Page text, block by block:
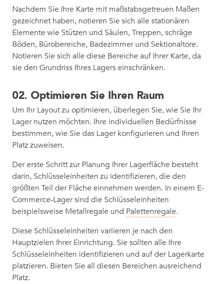
Nachdem Sie Ihre Karte mit maßstabsgetreuen Maßen
gezeichnet haben, notieren Sie sich alle stationären
Elemente wie Stützen und Säulen, Treppen, schräge
Böden, Bürobereiche, Badezimmer und Sektionaltore.
Notieren Sie sich alle diese Bereiche auf Ihrer Karte, da
sie den Grundriss Ihres Lagers einschränken.
02. Optimieren Sie Ihren Raum
Um Ihr Layout zu optimieren, überlegen Sie, wie Sie Ihr
Lager nutzen möchten. Ihre individuellen Bedürfnisse
bestimmen, wie Sie das Lager konfigurieren und Ihren
Platz zuweisen.
Der erste Schritt zur Planung Ihrer Lagerfläche besteht
darin, Schlüsseleinheiten zu identifizieren, die den
größten Teil der Fläche einnehmen werden. In einem E-
Commerce-Lager sind die Schlüsseleinheiten
beispielsweise Metallregale und Palettenregale.
Diese Schlüsseleinheiten variieren je nach den
Hauptzielen Ihrer Einrichtung. Sie sollten alle Ihre
Schlüsseleinheiten identifizieren und auf der Lagerkarte
platzieren. Bieten Sie all diesen Bereichen ausreichend
Platz.